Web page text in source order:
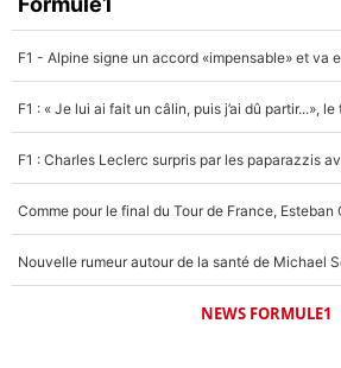
NEWS FORMULE1